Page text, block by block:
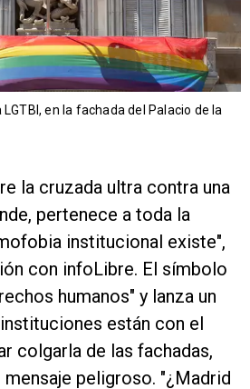
en la fachada del Palacio de la
la cruzada ultra contra una
pertenece a toda la
institucional existe",
con infoLibre. El símbolo
humanos" y lanza un
están con el
colgarla de las fachadas,
mensaje peligroso. "¿Madrid